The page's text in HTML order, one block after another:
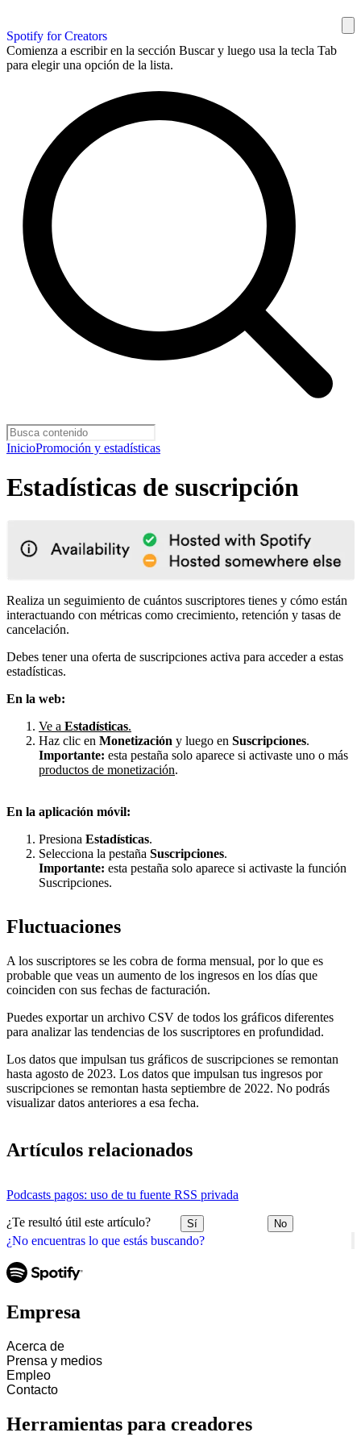
Spotify for Creators
Comienza a escribir en la sección Buscar y luego usa la tecla Tab
para elegir una opción de la lista.
InicioPromoción y estadísticas
¿No encuentras lo que estás buscando?
Estadísticas de suscripción
Realiza un seguimiento de cuántos suscriptores tienes y cómo están
interactuando con métricas como crecimiento, retención y tasas de
cancelación.
Debes tener una oferta de suscripciones activa para acceder a estas
estadísticas.
En la web:
Ve a Estadísticas.
Haz clic en Monetización y luego en Suscripciones.
Importante: esta pestaña solo aparece si activaste uno o más
productos de monetización.
En la aplicación móvil:
Presiona Estadísticas.
Selecciona la pestaña Suscripciones.
Importante: esta pestaña solo aparece si activaste la función
Suscripciones.
Fluctuaciones
A los suscriptores se les cobra de forma mensual, por lo que es
probable que veas un aumento de los ingresos en los días que
coinciden con sus fechas de facturación.
Puedes exportar un archivo CSV de todos los gráficos diferentes
para analizar las tendencias de los suscriptores en profundidad.
Los datos que impulsan tus gráficos de suscripciones se remontan
hasta agosto de 2023. Los datos que impulsan tus ingresos por
suscripciones se remontan hasta septiembre de 2022. No podrás
visualizar datos anteriores a esa fecha.
Artículos relacionados
Podcasts pagos: uso de tu fuente RSS privada
¿Te resultó útil este artículo? Sí No
Empresa
Acerca de
Prensa y medios
Empleo
Contacto
Herramientas para creadores